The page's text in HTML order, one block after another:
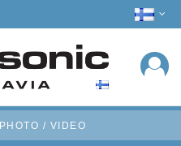
PHOTO / VIDEO